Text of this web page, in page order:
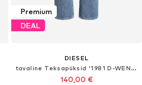
Premium
DEAL
DIESEL
tavaline Teksapüksid '1981 D-WENT'
140,00 €